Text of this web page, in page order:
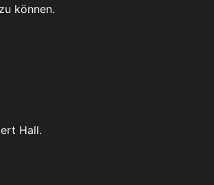
können.
Hall.